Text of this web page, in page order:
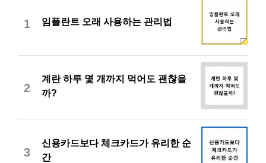
1 임플란트 오래 사용하는 관리법
2
계란 하루 몇 개까지 먹어도 괜찮을
까?
3
신용카드보다 체크카드가 유리한 순
간